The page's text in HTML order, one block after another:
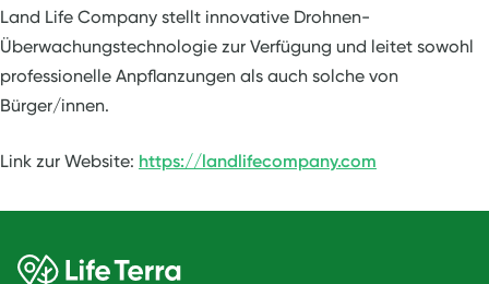
Land Life Company stellt innovative Drohnen-
Überwachungstechnologie zur Verfügung und leitet sowohl
professionelle Anpflanzungen als auch solche von
Bürger/innen.
Link zur Website: https://landlifecompany.com